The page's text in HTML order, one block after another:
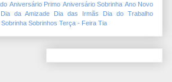
Aniversário Primo Aniversário Sobrinha Ano Novo
Dia da Amizade Dia das Irmãs
Dia do Trabalho
Sobrinha Sobrinhos Terça - Feira Tia